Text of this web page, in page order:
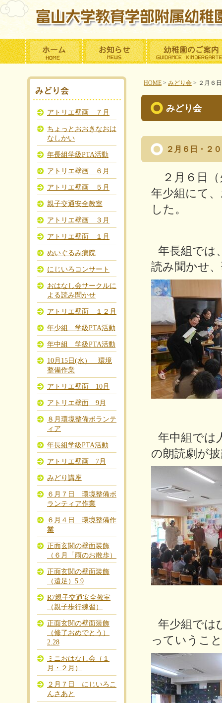
HOME > みどり会 > ２月６
みどり会
２月６日・
２月６日（
年少組にて
した。
年長組では
読み聞かせ
年中組では
の朗読劇が
年少組では
っていうこ
アトリエ壁画 ７月
ちょっとおおきなおは
なしかい
年長組学級PTA活動
アトリエ壁画 ６月
アトリエ壁画 ５月
親子交通安全教室
アトリエ壁画 ３月
アトリエ壁面 １月
ぬいぐるみ病院
にじいろコンサート
おはなし会サークルに
よる読み聞かせ
アトリエ壁面 １２月
年少組 学級PTA活動
年中組 学級PTA活動
10月15日(水） 環境
整備作業
アトリエ壁面 10月
アトリエ壁面 9月
８月環境整備ボランテ
ィア
年長組学級PTA活動
アトリエ壁画 7月
みどり講座
６月７日 環境整備ボ
ランティア作業
６月４日 環境整備作
業
正面玄関の壁面装飾
（６月「雨のお散歩）
正面玄関の壁面装飾
（遠足）5.9
R7親子交通安全教室
（親子歩行練習）
正面玄関の壁面装飾
（修了おめでとう）
2.28
ミニおはなし会（１
月・２月）
２月７日 にじいろこ
んさあと